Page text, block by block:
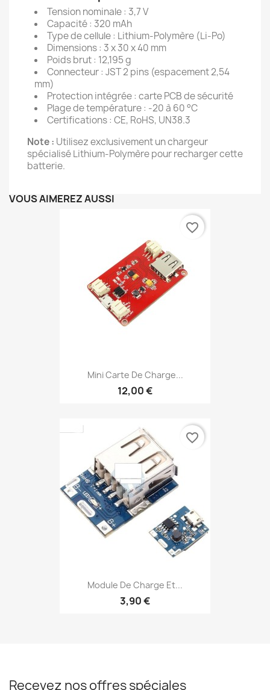
Tension nominale : 3,7 V
Capacité : 320 mAh
Type de cellule : Lithium-Polymère (Li-Po)
Dimensions : 3 x 30 x 40 mm
Poids brut : 12,195 g
Connecteur : JST 2 pins (espacement 2,54
mm)
Protection intégrée : carte PCB de sécurité
Plage de température : -20 à 60 °C
Certifications : CE, RoHS, UN38.3
Note : Utilisez exclusivement un chargeur
spécialisé Lithium-Polymère pour recharger cette
batterie.
VOUS AIMEREZ AUSSI
Mini Carte De Charge...
12,00 €
favorite_border
Module De Charge Et...
3,90 €
favorite_border
Recevez nos offres spéciales